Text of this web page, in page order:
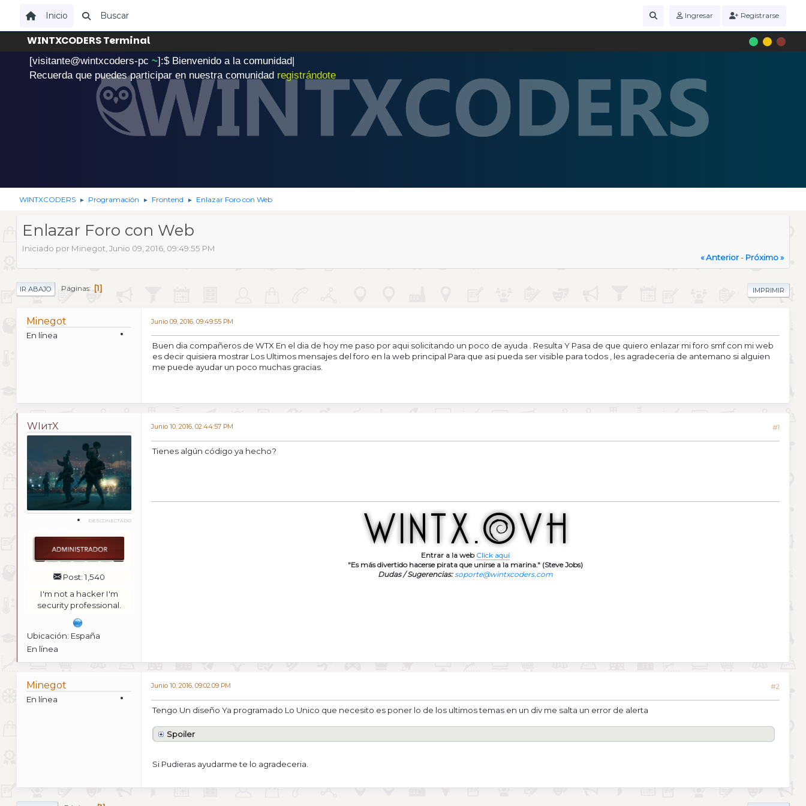
Inicio Buscar Ingresar Registrarse
WINTXCODERS Terminal
[visitante@wintxcoders-pc ~]:$ .Bienvenido a la comunidad|
Recuerda que puedes participar en nuestra comunidad registrándote
WINTXCODERS ► Programación ► Frontend ► Enlazar Foro con Web
Enlazar Foro con Web
Iniciado por Minegot, Junio 09, 2016, 09:49:55 PM
« Anterior- Próximo »
IMPRIMIR
IR ABAJO Páginas 1
Minegot
En línea
Junio 09, 2016, 09:49:55 PM
Buen dia compañeros de WTX En el dia de hoy me paso por aqui solicitando un poco de ayuda . Resulta Y Pasa de que quiero enlazar mi foro smf con mi web
es decir quisiera mostrar Los Ultimos mensajes del foro en la web principal Para que asi pueda ser visible para todos , les agradeceria de antemano si alguien
me puede ayudar un poco muchas gracias.
WIитX
DESCONECTADO
Post: 1,540
I'm not a hacker I'm
security professional.
Ubicación: España
En línea
Junio 10, 2016, 02:44:57 PM #1
Tienes algún código ya hecho?
Entrar a la web Click aquí
"Es más divertido hacerse pirata que unirse a la marina." (Steve Jobs)
Dudas / Sugerencias: soporte@wintxcoders.com
Minegot
En línea
Junio 10, 2016, 09:02:09 PM #2
Tengo Un diseño Ya programado Lo Unico que necesito es poner lo de los ultimos temas en un div me salta un error de alerta
Spoiler
Si Pudieras ayudarme te lo agradeceria.